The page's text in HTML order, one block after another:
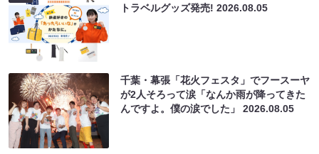
トラベルグッズ発売!2026.08.05
千葉・幕張「花火フェスタ」でフースーヤ
が2人そろって涙「なんか雨が降ってきた
んですよ。僕の涙でした」2026.08.05